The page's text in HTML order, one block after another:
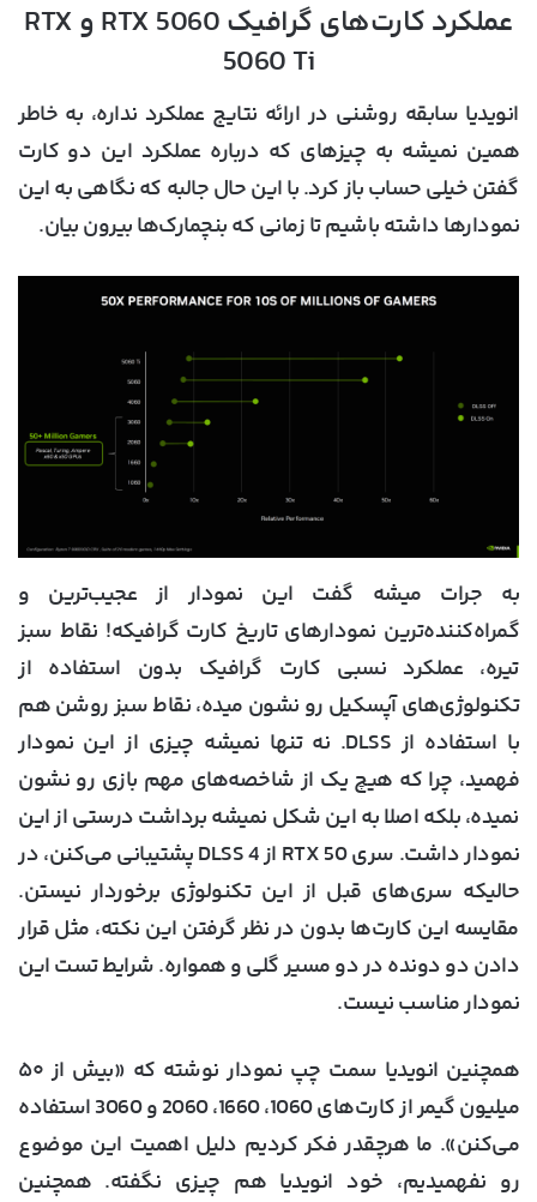
عملکرد کارت‌های گرافیک RTX 5060 و RTX
5060 Ti
انویدیا سابقه روشنی در ارائه نتایج عملکرد نداره، به خاطر
همین نمیشه به چیزهای که درباره عملکرد این دو کارت
گفتن خیلی حساب باز کرد. با این حال جالبه که نگاهی به این
نمودارها داشته باشیم تا زمانی که بنچمارک‌ها بیرون بیان.
به جرات میشه گفت این نمودار از عجیب‌ترین و
گمراه‌کننده‌ترین نمودارهای تاریخ کارت گرافیکه! نقاط سبز
تیره، عملکرد نسبی کارت گرافیک بدون استفاده از
تکنولوژی‌های آپسکیل رو نشون میده، نقاط سبز روشن هم
با استفاده از DLSS. نه تنها نمیشه چیزی از این نمودار
فهمید، چرا که هیچ یک از شاخصه‌های مهم بازی رو نشون
نمیده، بلکه اصلا به این شکل نمیشه برداشت درستی از این
نمودار داشت. سری RTX 50 از DLSS 4 پشتیبانی می‌کنن، در
حالیکه سری‌های قبل از این تکنولوژی برخوردار نیستن.
مقایسه این کارت‌ها بدون در نظر گرفتن این نکته، مثل قرار
دادن دو دونده در دو مسیر گلی و همواره. شرایط تست این
نمودار مناسب نیست.
همچنین انویدیا سمت چپ نمودار نوشته که «بیش از ۵۰
میلیون گیمر از کارت‌های 1060، 1660، 2060 و 3060 استفاده
می‌کنن». ما هرچقدر فکر کردیم دلیل اهمیت این موضوع
رو نفهمیدیم، خود انویدیا هم چیزی نگفته. همچنین